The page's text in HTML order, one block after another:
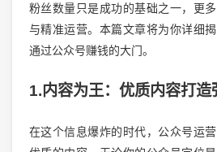
粉丝数量只是成功的基础之一，更
与精准运营。本篇文章将为你详细
通过公众号赚钱的大门。
1.内容为王：优质内容打造
在这个信息爆炸的时代，公众号运